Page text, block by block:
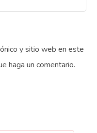
y sitio web en este
haga un comentario.